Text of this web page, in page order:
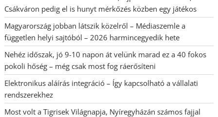
Csákváron pedig el is hunyt mérkőzés közben egy játékos
Magyarország jobban látszik közelről – Médiaszemle a
független helyi sajtóból – 2026 harmincegyedik hete
Nehéz időszak, jó 9-10 napon át velünk marad ez a 40 fokos
pokoli hőség – még csak most fog ráerősíteni
Elektronikus aláírás integráció – Így kapcsolható a vállalati
rendszerekhez
Most volt a Tigrisek Világnapja, Nyíregyházán számos fajjal